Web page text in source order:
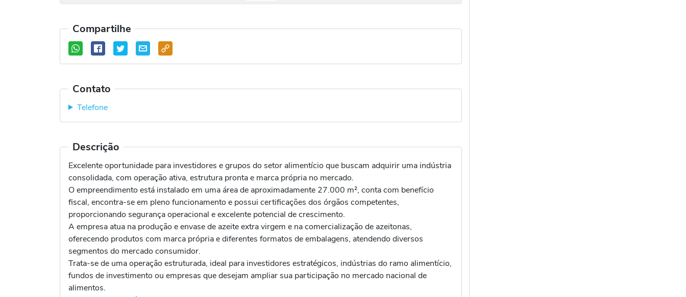
Compartilhe
Contato
Telefone
Descrição
Excelente oportunidade para investidores e grupos do setor alimentício que buscam adquirir uma indústria
consolidada, com operação ativa, estrutura pronta e marca própria no mercado.
O empreendimento está instalado em uma área de aproximadamente 27.000 m², conta com benefício
fiscal, encontra-se em pleno funcionamento e possui certificações dos órgãos competentes,
proporcionando segurança operacional e excelente potencial de crescimento.
A empresa atua na produção e envase de azeite extra virgem e na comercialização de azeitonas,
oferecendo produtos com marca própria e diferentes formatos de embalagens, atendendo diversos
segmentos do mercado consumidor.
Trata-se de uma operação estruturada, ideal para investidores estratégicos, indústrias do ramo alimentício,
fundos de investimento ou empresas que desejam ampliar sua participação no mercado nacional de
alimentos.